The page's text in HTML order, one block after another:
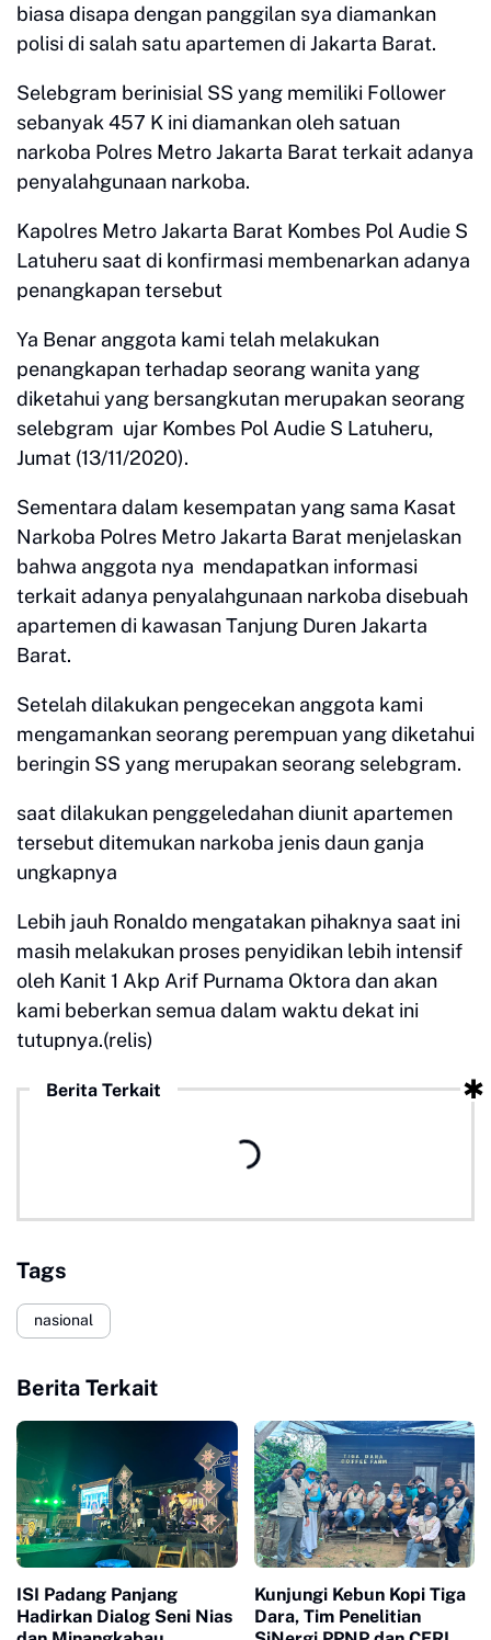
biasa disapa dengan panggilan sya diamankan
polisi di salah satu apartemen di Jakarta Barat.
Selebgram berinisial SS yang memiliki Follower
sebanyak 457 K ini diamankan oleh satuan
narkoba Polres Metro Jakarta Barat terkait adanya
penyalahgunaan narkoba.
Kapolres Metro Jakarta Barat Kombes Pol Audie S
Latuheru saat di konfirmasi membenarkan adanya
penangkapan tersebut
Ya Benar anggota kami telah melakukan
penangkapan terhadap seorang wanita yang
diketahui yang bersangkutan merupakan seorang
selebgram ujar Kombes Pol Audie S Latuheru,
Jumat (13/11/2020).
Sementara dalam kesempatan yang sama Kasat
Narkoba Polres Metro Jakarta Barat menjelaskan
bahwa anggota nya mendapatkan informasi
terkait adanya penyalahgunaan narkoba disebuah
apartemen di kawasan Tanjung Duren Jakarta
Barat.
Setelah dilakukan pengecekan anggota kami
mengamankan seorang perempuan yang diketahui
beringin SS yang merupakan seorang selebgram.
saat dilakukan penggeledahan diunit apartemen
tersebut ditemukan narkoba jenis daun ganja
ungkapnya
Lebih jauh Ronaldo mengatakan pihaknya saat ini
masih melakukan proses penyidikan lebih intensif
oleh Kanit 1 Akp Arif Purnama Oktora dan akan
kami beberkan semua dalam waktu dekat ini
tutupnya.(relis)
Berita Terkait
Tags
nasional
Berita Terkait
ISI Padang Panjang
Hadirkan Dialog Seni Nias
Kunjungi Kebun Kopi Tiga
Dara, Tim Penelitian